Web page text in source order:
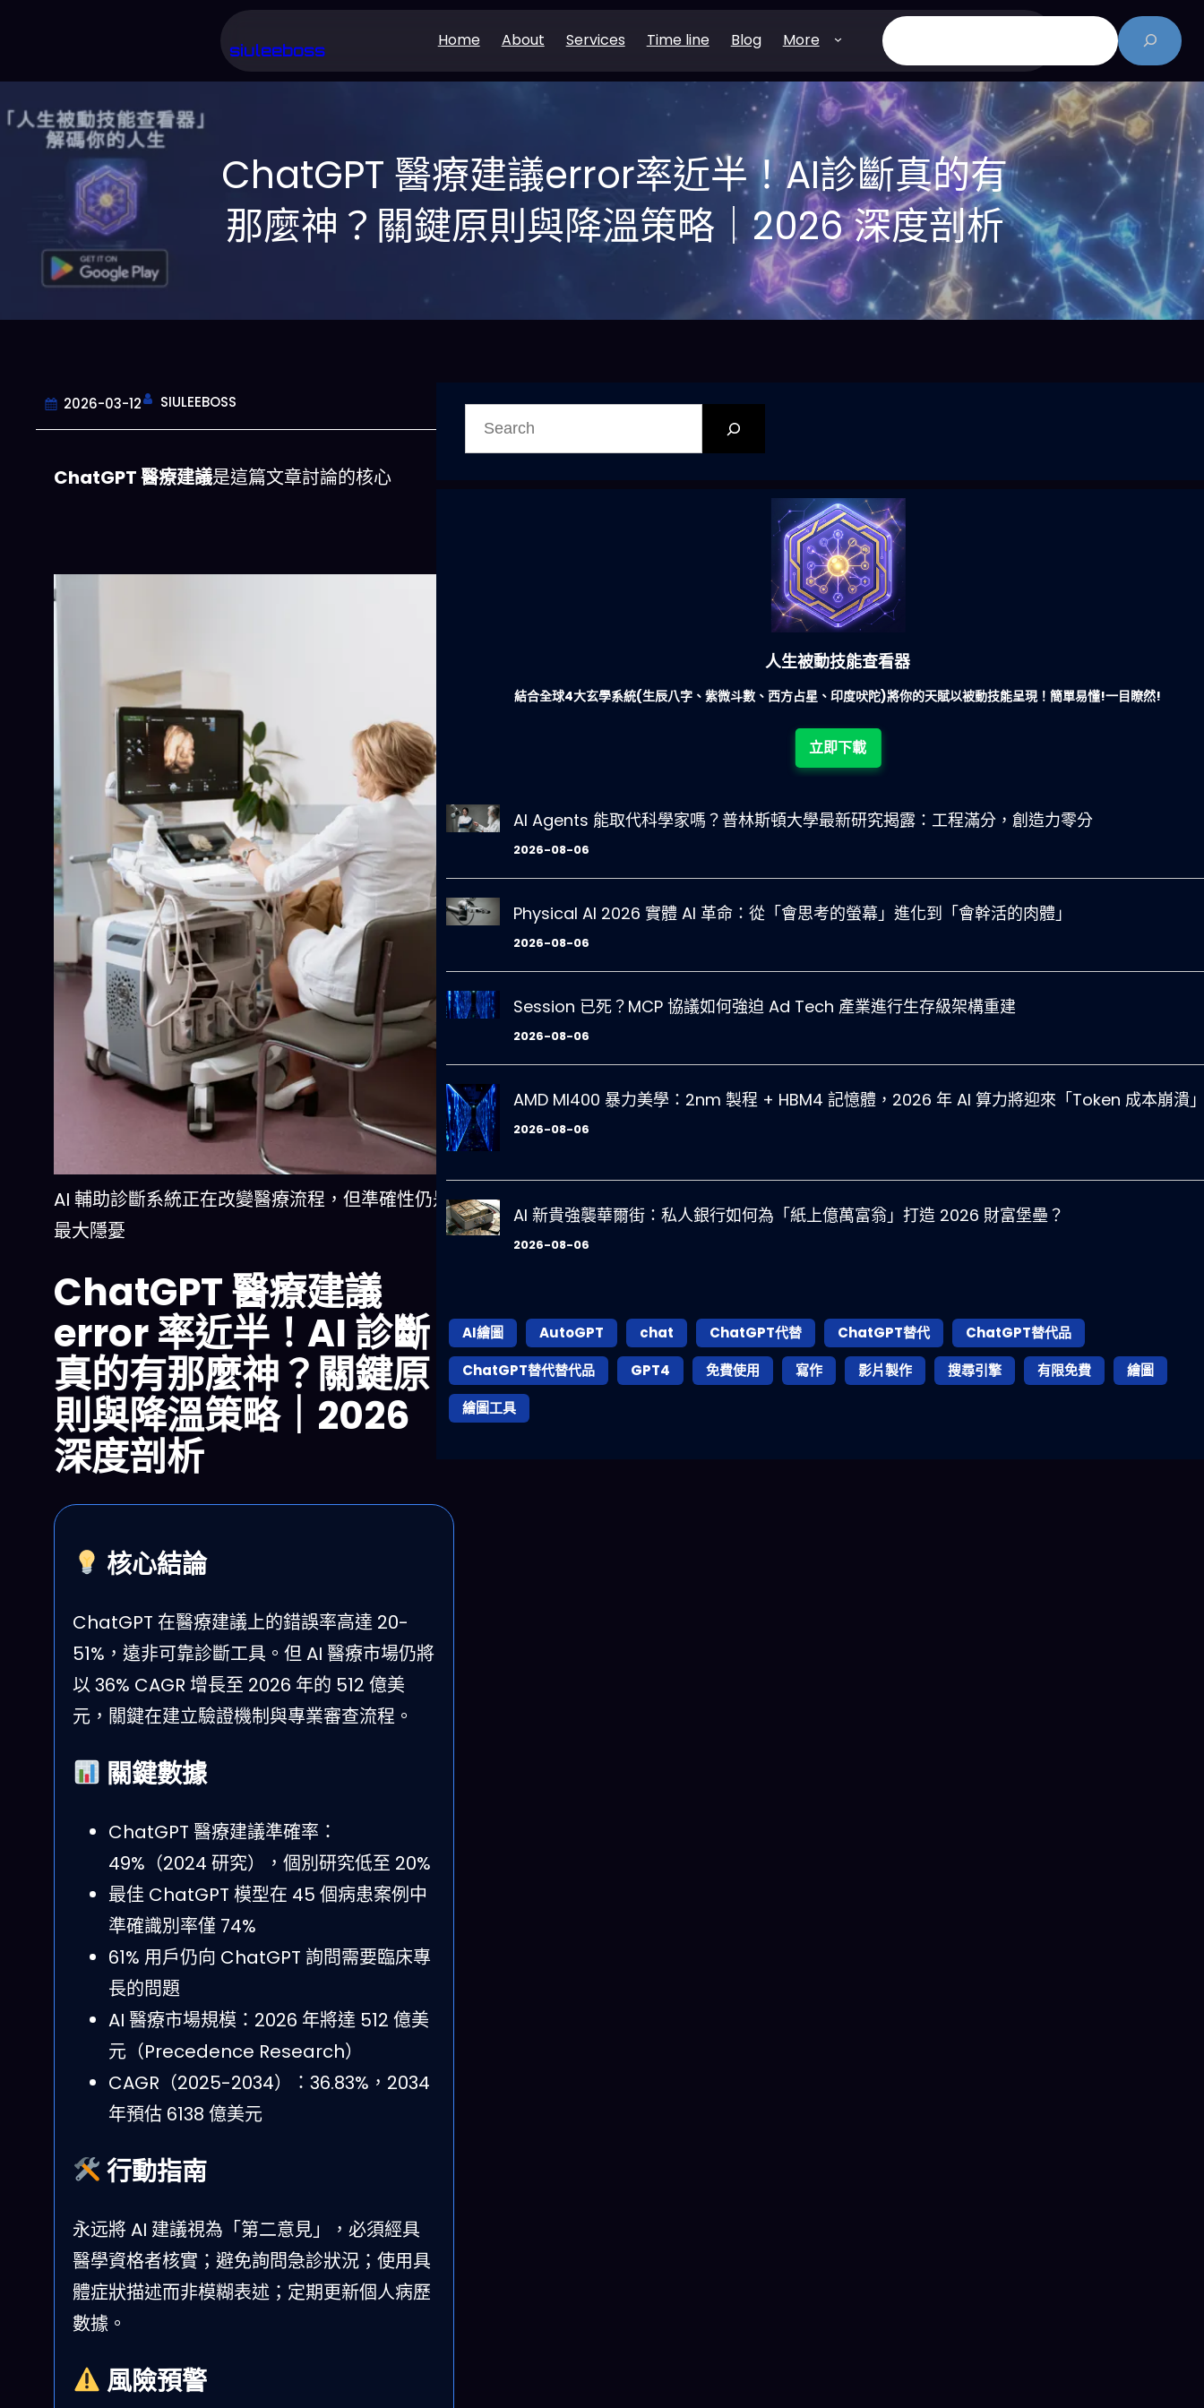
主
要
siuleeboss Home About Services Time line Blog More
搜
尋
ChatGPT 醫療建議error率近半！AI診斷真的有
那麼神？關鍵原則與降溫策略｜2026 深度剖析
2026-03-12 SIULEEBOSS
ChatGPT 醫療建議是這篇文章討論的核心
AI 輔助診斷系統正在改變醫療流程，但準確性仍是
最大隱憂
ChatGPT 醫療建議
error 率近半！AI 診斷
真的有那麼神？關鍵原
則與降溫策略｜2026
深度剖析
核心結論
ChatGPT 在醫療建議上的錯誤率高達 20-
51%，遠非可靠診斷工具。但 AI 醫療市場仍將
以 36% CAGR 增長至 2026 年的 512 億美
元，關鍵在建立驗證機制與專業審查流程。
關鍵數據
ChatGPT 醫療建議準確率：
49%（2024 研究），個別研究低至 20%
最佳 ChatGPT 模型在 45 個病患案例中
準確識別率僅 74%
61% 用戶仍向 ChatGPT 詢問需要臨床專
長的問題
AI 醫療市場規模：2026 年將達 512 億美
元（Precedence Research）
CAGR（2025-2034）：36.83%，2034
年預估 6138 億美元
行動指南
永远將 AI 建議視為「第二意見」，必須經具
醫學資格者核實；避免詢問急診狀況；使用具
體症狀描述而非模糊表述；定期更新個人病歷
數據。
風險預警
餐組合,以後免除晚餐吃什麽的煩惱
人生被動技能查看器
結合全球4大玄學系統(生辰八字、紫微斗數、西方占星、印度吠陀)將你的天賦以被動技能呈現！簡單易懂!一目瞭然!
立即下載
AI Agents 能取代科學家嗎？普林斯頓大學最新研究揭露：工程滿分，創造力零分
2026-08-06
Physical AI 2026 實體 AI 革命：從「會思考的螢幕」進化到「會幹活的肉體」
2026-08-06
Session 已死？MCP 協議如何強迫 Ad Tech 產業進行生存級架構重建
2026-08-06
AMD MI400 暴力美學：2nm 製程 + HBM4 記憶體，2026 年 AI 算力將迎來「Token 成本崩潰
2026-08-06
AI 新貴強襲華爾街：私人銀行如何為「紙上億萬富翁」打造 2026 財富堡壘？
2026-08-06
AI繪圖 AutoGPT chat ChatGPT代替 ChatGPT替代
ChatGPT替代品
ChatGPT替代替代品
GPT4 免費使用 寫作 影片製作 搜尋引擎 有限免費
繪圖
繪圖工具